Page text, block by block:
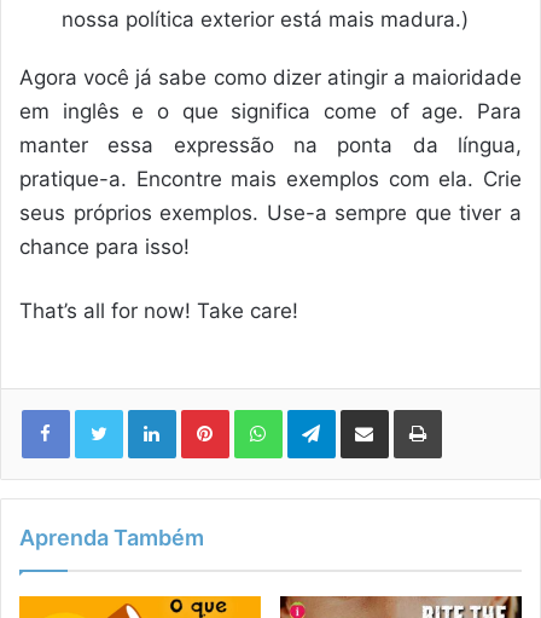
nossa política exterior está mais madura.)
Agora você já sabe como dizer atingir a maioridade
em inglês e o que significa come of age. Para
manter essa expressão na ponta da língua,
pratique-a. Encontre mais exemplos com ela. Crie
seus próprios exemplos. Use-a sempre que tiver a
chance para isso!
That’s all for now! Take care!
LinkedinPinterestWhatsAppTelegram
Compartilhar via e-mail Imprimir
Aprenda Também